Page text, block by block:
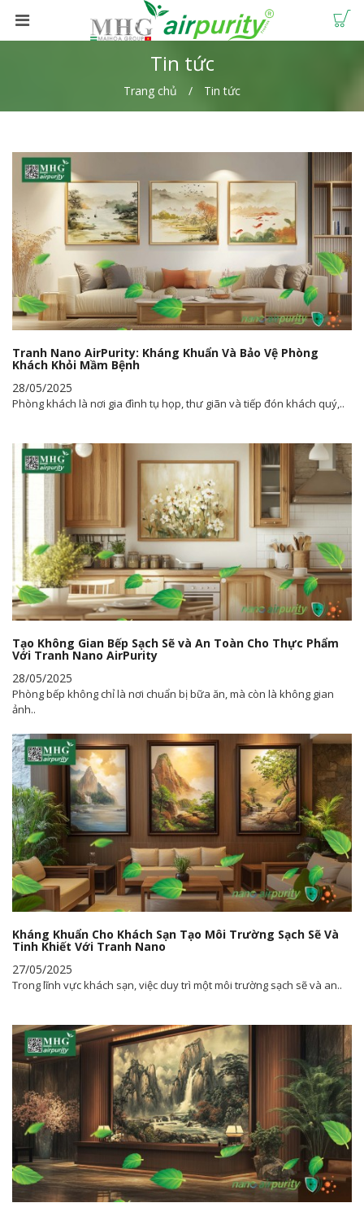
Tin tức
Trang chủ Tin tức
Tranh Nano AirPurity: Kháng Khuẩn Và Bảo Vệ Phòng
Khách Khỏi Mầm Bệnh
28/05/2025
Phòng khách là nơi gia đình tụ họp, thư giãn và tiếp đón khách quý,..
Tạo Không Gian Bếp Sạch Sẽ và An Toàn Cho Thực Phẩm
Với Tranh Nano AirPurity
28/05/2025
Phòng bếp không chỉ là nơi chuẩn bị bữa ăn, mà còn là không gian
ảnh..
Kháng Khuẩn Cho Khách Sạn Tạo Môi Trường Sạch Sẽ Và
Tinh Khiết Với Tranh Nano
27/05/2025
Trong lĩnh vực khách sạn, việc duy trì một môi trường sạch sẽ và an..